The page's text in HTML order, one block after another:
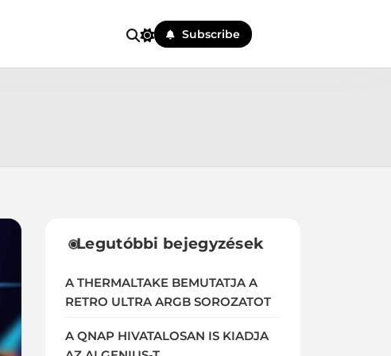
Subscribe
Legutóbbi bejegyzések
A THERMALTAKE BEMUTATJA A
RETRO ULTRA ARGB SOROZATOT
A QNAP HIVATALOSAN IS KIADJA